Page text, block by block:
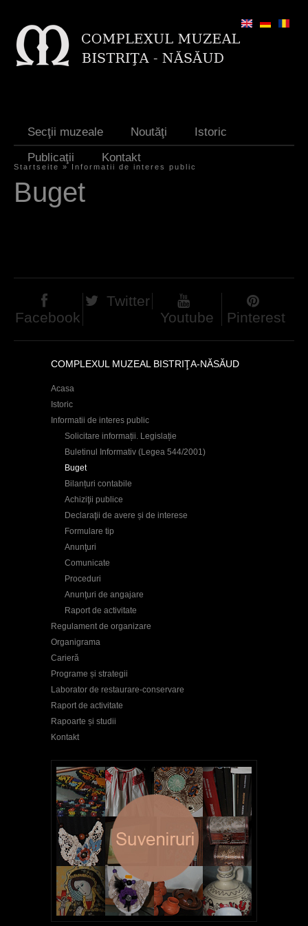
Secţii muzeale Noutăţi
Istoric
Publicaţii
Kontakt
S
i
d
h
Startseite » Informatii de interes public
Buget
Facebook
Twitter
Youtube
Pinterest
COMPLEXUL MUZEAL BISTRIŢA-NĂSĂUD
Acasa
Istoric
Informatii de interes public
Solicitare informații. Legislație
Buletinul Informativ (Legea 544/2001)
Buget
Bilanțuri contabile
Achiziţii publice
Declaraţii de avere și de interese
Formulare tip
Anunţuri
Comunicate
Proceduri
Anunţuri de angajare
Raport de activitate
Regulament de organizare
Organigrama
Carieră
Programe și strategii
Laborator de restaurare-conservare
Raport de activitate
Rapoarte și studii
Kontakt